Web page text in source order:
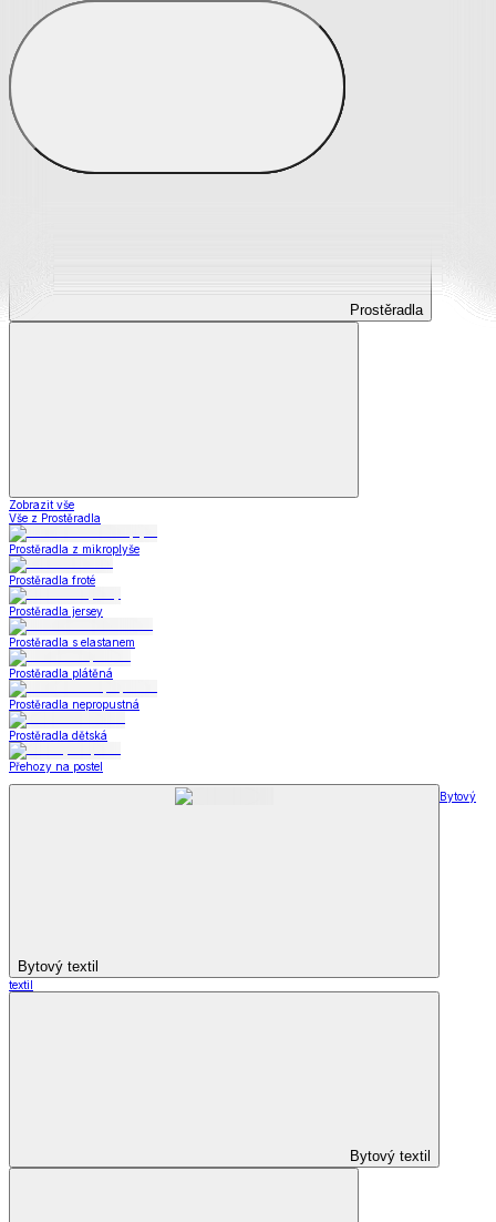
Prostěradla
Prostěradla
Zobrazit vše
Vše z Prostěradla
Prostěradla z mikroplyše
Prostěradla froté
Prostěradla jersey
Prostěradla s elastanem
Prostěradla plátěná
Prostěradla nepropustná
Prostěradla dětská
Přehozy na postel
Bytový textil
Bytový
textil
Bytový textil